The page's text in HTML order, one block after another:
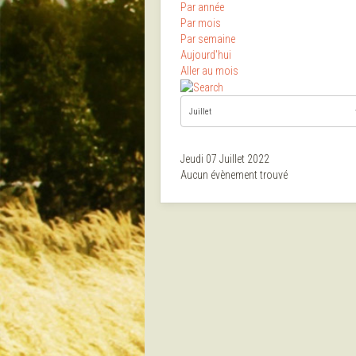
Par année
Par mois
Par semaine
Aujourd'hui
Aller au mois
Jeudi 07 Juillet 2022
Aucun évènement trouvé